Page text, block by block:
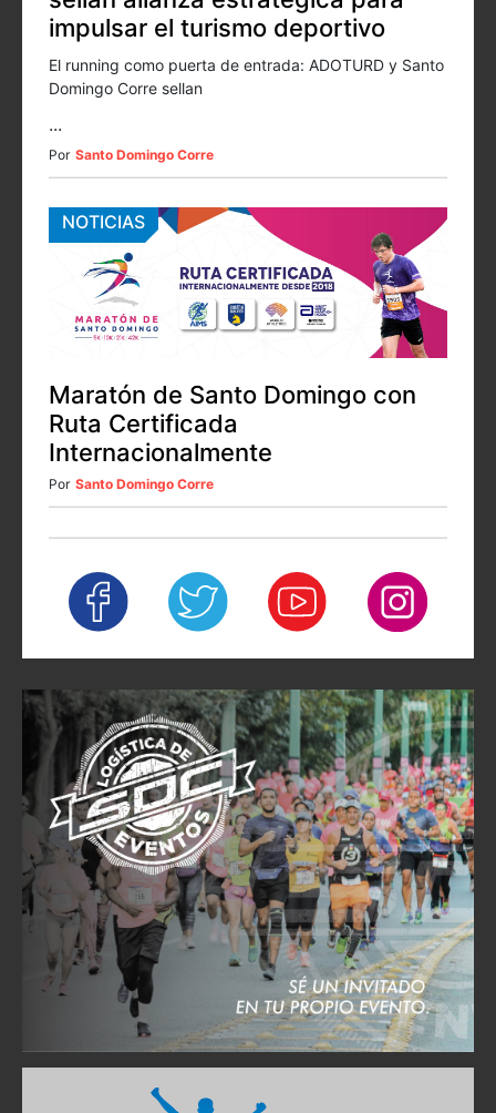
impulsar el turismo deportivo
El running como puerta de entrada: ADOTURD y Santo
Domingo Corre sellan
...
Por Santo Domingo Corre
NOTICIAS
Maratón de Santo Domingo con
Ruta Certificada
Internacionalmente
Por Santo Domingo Corre